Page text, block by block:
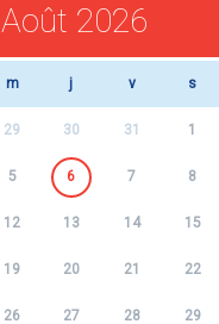
Août 2026
m j v s
29 30 31 1
5 6 7 8
12 13 14 15
19 20 21 22
26 27 28 29